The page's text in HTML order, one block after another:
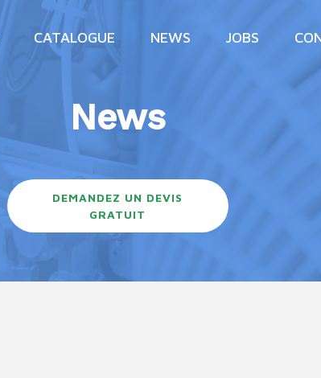
CATALOGUE NEWS JOBS
News
DEMANDEZ UN DEVIS
GRATUIT